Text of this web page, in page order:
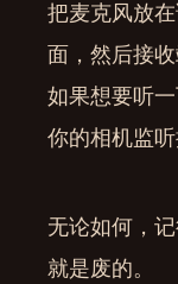
把麦克风放
面，然后接
如果想要听
你的相机监听
无论如何，
就是废的。